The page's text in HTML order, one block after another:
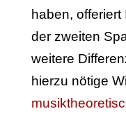
haben,
der zweiten
weitere
hierzu nötige